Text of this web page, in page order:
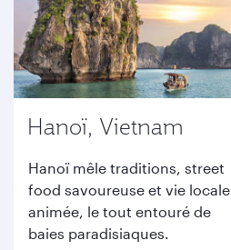
Hanoï, Vietnam
Hanoï mêle traditions, street
food savoureuse et vie locale
animée, le tout entouré de
baies paradisiaques.